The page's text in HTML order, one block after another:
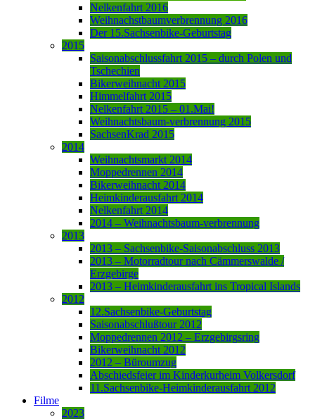
Nelkenfahrt 2016
Weihnachstbaumverbrennung 2016
Der 15.Sachsenbike-Geburtstag
2015
Saisonabschlussfahrt 2015 – durch Polen und
Tschechien
Bikerweihnacht 2015
Himmelfahrt 2015
Nelkenfahrt 2015 – 01.Mai!
Weihnachtsbaum-verbrennung 2015
SachsenKrad 2015
2014
Weihnachtsmarkt 2014
Moppedrennen 2014
Bikerweihnacht 2014
Heimkinderausfahrt 2014
Nelkenfahrt 2014
2014 – Weihnachtsbaum-verbrennung
2013
2013 – Sachsenbike-Saisonabschluss 2013
2013 – Motorradtour nach Cämmerswalde /
Erzgebirge
2013 – Heimkinderausfahrt ins Tropical Islands
2012
12.Sachsenbike-Geburtstag
Saisonabschlußtour 2012
Moppedrennen 2012 – Erzgebirgsring
Bikerweihnacht 2012
2012 – Büroumzug
Abschiedsfeier im Kinderkurheim Volkersdorf
11.Sachsenbike-Heimkinderausfahrt 2012
Filme
2023